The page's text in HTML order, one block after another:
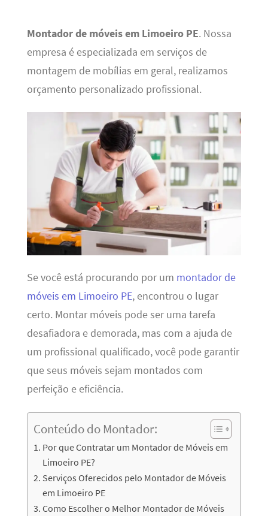
Montador de móveis em Limoeiro PE. Nossa
empresa é especializada em serviços de
montagem de mobílias em geral, realizamos
orçamento personalizado profissional.
Se você está procurando por um montador de
móveis em Limoeiro PE, encontrou o lugar
certo. Montar móveis pode ser uma tarefa
desafiadora e demorada, mas com a ajuda de
um profissional qualificado, você pode garantir
que seus móveis sejam montados com
perfeição e eficiência.
Conteúdo do Montador:
Por que Contratar um Montador de Móveis em
Limoeiro PE?
Serviços Oferecidos pelo Montador de Móveis
em Limoeiro PE
Como Escolher o Melhor Montador de Móveis